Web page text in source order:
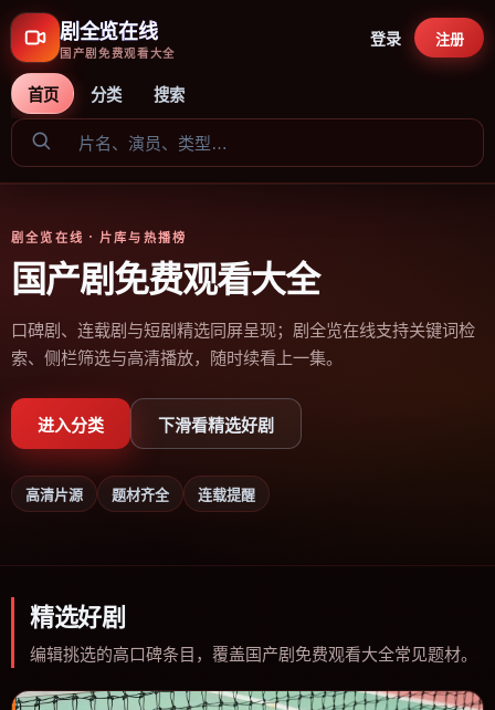
剧全览在线
国产剧免费观看大全
首页 分类 搜索
登录 注册
剧全览在线 · 片库与热播榜
国产剧免费观看大全
口碑剧、连载剧与短剧精选同屏呈现；剧全览在线支持关键词检
索、侧栏筛选与高清播放，随时续看上一集。
进入分类 下滑看精选好剧
高清片源 题材齐全 连载提醒
精选好剧
编辑挑选的高口碑条目，覆盖国产剧免费观看大全常见题材。